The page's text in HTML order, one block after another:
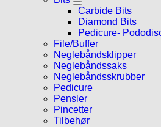
Carbide Bits
Diamond Bits
Pedicure-
File/Buffer
Neglebåndsklipper
Neglebåndssaks
Neglebåndsskrubber
Pedicure
Pensler
Pincetter
Tilbehør